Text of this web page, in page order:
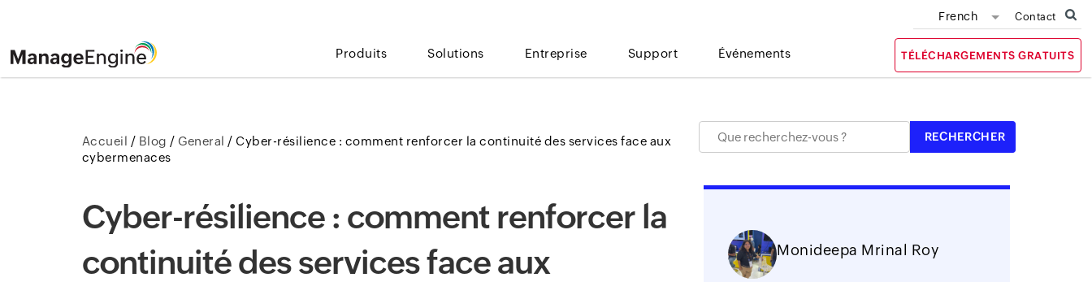
French Contact
Produits Solutions Entreprise Support Événements TÉLÉCHARGEMENTS GRATUITS
Accueil / Blog /General /Cyber-résilience : comment renforcer la continuité des services face aux
cybermenaces
Cyber-résilience : comment renforcer la
continuité des services face aux
Monideepa Mrinal Roy